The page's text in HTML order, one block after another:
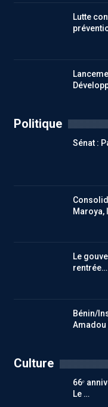
Lutte
Politique
Sénat :
Maroya,
Le
rentrée…
Bénin/
Culture
66ᵉ
Le …